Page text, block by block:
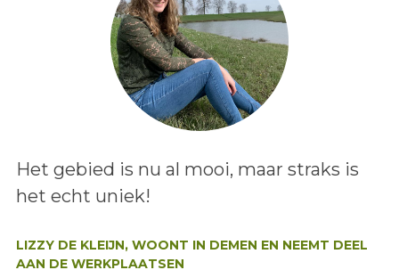
Lees het bericht:
Het gebied is nu al mooi, maar straks is
het echt uniek!
LIZZY DE KLEIJN, WOONT IN DEMEN EN NEEMT DEEL
AAN DE WERKPLAATSEN